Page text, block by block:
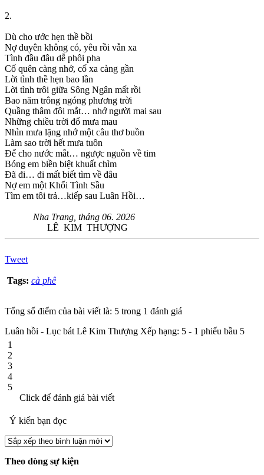
2.
Dù cho ước hẹn thề bồi
Nợ duyên không có, yêu rồi vẫn xa
Tình đầu đâu dễ phôi pha
Cố quên càng nhớ, cố xa càng gần
Lời tình thề hẹn bao lần
Lời tình trôi giữa Sông Ngân mất rồi
Bao năm trông ngóng phương trời
Quầng thâm đôi mắt… nhớ người mai sau
Những chiều trời đổ mưa mau
Nhìn mưa lặng nhớ một câu thơ buồn
Làm sao trời hết mưa tuôn
Để cho nước mắt… ngược nguồn về tim
Bóng em biền biệt khuất chìm
Đã đi… đi mất biết tìm về đâu
Nợ em một Khối Tình Sầu
Tìm em tôi trả…kiếp sau Luân Hồi…
Nha Trang, tháng 06. 2026
LÊ KIM THƯỢNG
Tweet
Tags: cà phê
Tổng số điểm của bài viết là: 5 trong 1 đánh giá
Luân hồi - Lục bát Lê Kim Thượng Xếp hạng: 5 - 1 phiếu bầu 5
1
2
3
4
5
Click để đánh giá bài viết
Ý kiến bạn đọc
Theo dòng sự kiện